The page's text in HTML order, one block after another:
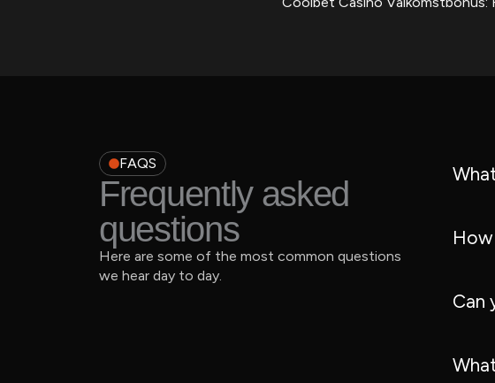
FAQS
Frequently asked
questions
Here are some of the most common questions
we hear day to day.
Can